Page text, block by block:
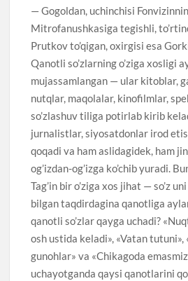
— Gogoldan, uchinchisi
Mitrofanushkasiga tegishli,
Prutkov to’qigan, oxirgisi esa
Qanotli so’zlarning o’ziga xosligi
mujassamlangan — ular kitoblar,
nutqlar, maqolalar, kinofilmlar,
so’zlashuv tiliga potirlab kirib
jurnalistlar, siyosatdonlar irod
qoqadi va ham aslidagidek, ham
og’izdan-og’izga ko’chib yuradi.
Tag’in bir o’ziga xos jihat — so’z
bilgan taqdirdagina qanotliga
qanotli so’zlar qayga uchadi?
osh ustida keladi», «Vatan tutuni»,
gunohlar» va «Chikagoda
uchayotganda qaysi qanotlarini